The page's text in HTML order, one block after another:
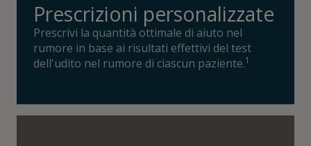
Prescrizioni personalizzate
Prescrivi la quantità ottimale di aiuto nel
rumore in base ai risultati effettivi del test
dell'udito nel rumore di ciascun paziente.1